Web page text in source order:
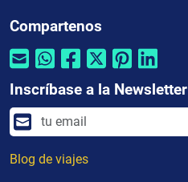
Compartenos
Inscríbase a la Newsletter
Blog de viajes